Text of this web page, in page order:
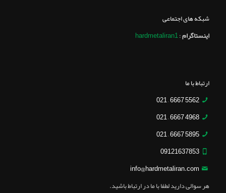
شبکه های اجتماعی
اینستاگرام:
hardmetaliran1
ارتباط با ما
5562 6667 – 021
4968 6667 – 021
5895 6667 – 021
09121637853
info@hardmetaliran.com
هر سوالی دارید لطفا با ما در ارتباط باشید.